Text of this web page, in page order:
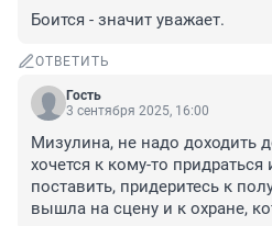
Боится - значит уважает.
ОТВЕТИТЬ
Гость
3 сентября 2025, 16:00
Мизулина, не надо доходить
хочется к кому-то придраться
поставить, придеритесь к
вышла на сцену и к охране,